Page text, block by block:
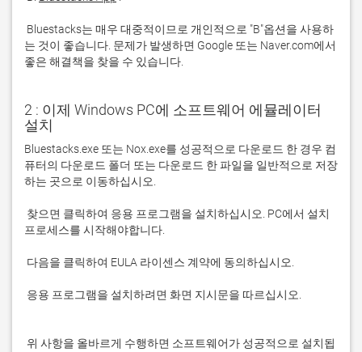
는 것이 좋습니다. 문제가 발생하면 Google 또는 Naver.com에서
좋은 해결책을 찾을 수 있습니다.
2 : 이제 Windows PC에 소프트웨어 에뮬레이터
설치
Bluestacks.exe 또는 Nox.exe를 성공적으로 다운로드 한 경우 컴
퓨터의 다운로드 폴더 또는 다운로드 한 파일을 일반적으로 저장